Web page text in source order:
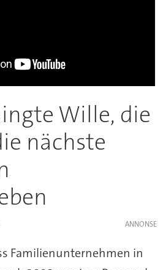
Wille, die
nächste
Familienunternehmen in